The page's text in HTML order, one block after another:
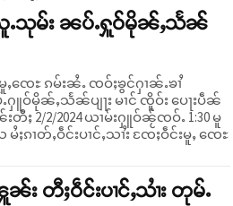
လူႉသုမ်း ၼပ်ႉႁူဝ်မိုၼ်ႇသႅၼ်
ႇၸေႊ ၵမ်းၼႆႉ ၸဝ်ႈၶွင်ႁၢၼ်ႉၶၢႆ
ၼ်ႇသႅၼ်ပျႃး မၢင် ၸိူဝ်း ပေႃးပဵၼ်
ႈၵၢတ်ႇဝဵင်းပၢင်ႇသၢႆး ၸႄႈဝဵင်းမူႇ ၸေႊ
း တီႈဝဵင်းပၢင်ႇသၢႆး တုမ်ႉ